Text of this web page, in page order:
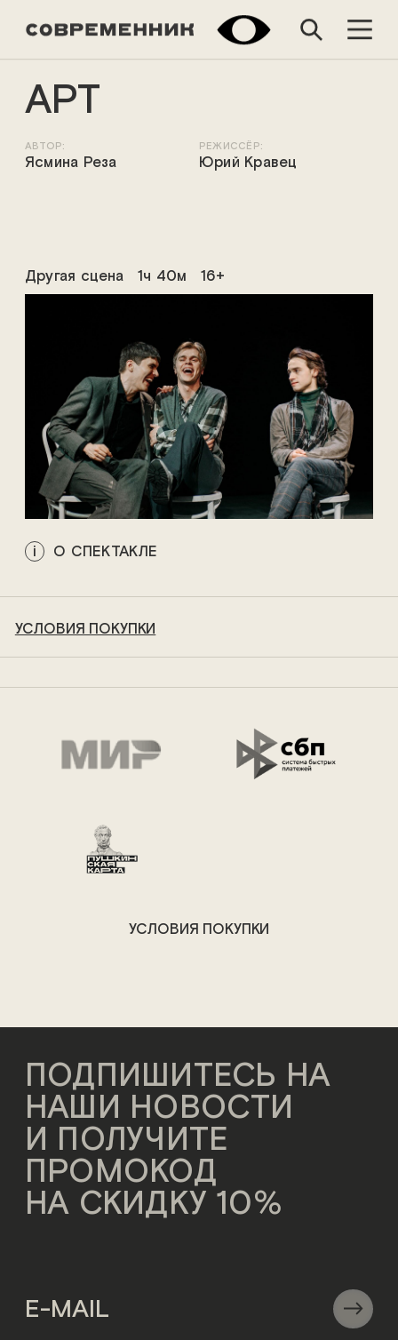
АРТ
АВТОР:
Ясмина Реза
РЕЖИССЁР:
Юрий Кравец
Другая сцена 1ч 40м 16+
О СПЕКТАКЛЕ
УСЛОВИЯ ПОКУПКИ
УСЛОВИЯ ПОКУПКИ
ПОДПИШИТЕСЬ НА
НАШИ НОВОСТИ
И ПОЛУЧИТЕ
ПРОМОКОД
НА СКИДКУ 10%